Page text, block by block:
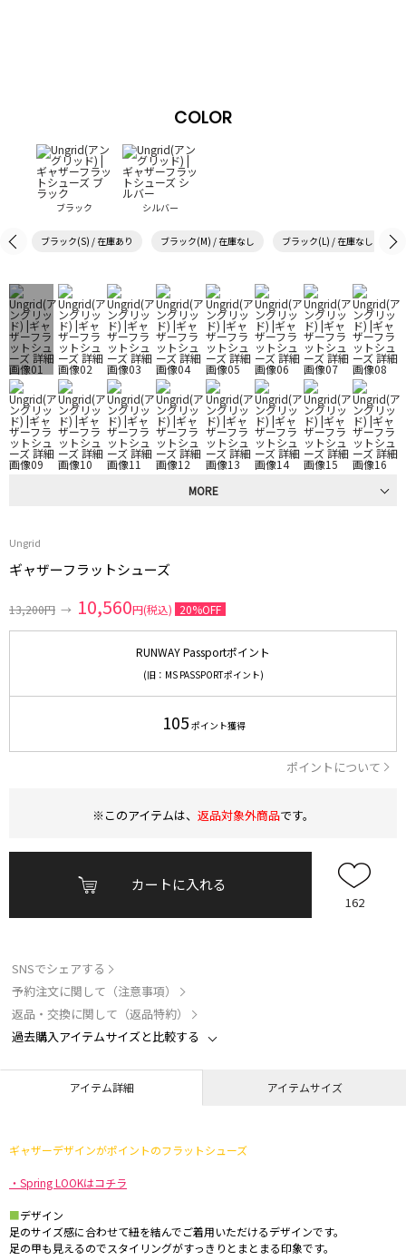
COLOR
ブラック シルバー
ブラック(S) / 在庫あり ブラック(M) / 在庫なし ブラック(L) / 在庫なし
MORE
Ungrid
ギャザーフラットシューズ
13,200円 → 10,560円(税込) 20%OFF
RUNWAY Passportポイント
(旧：MS PASSPORTポイント)
105 ポイント獲得
ポイントについて
※このアイテムは、 返品対象外商品です。
カートに入れる
162
SNSでシェアする
予約注文に関して（注意事項）
返品・交換に関して（返品特約）
過去購入アイテムサイズと比較する
アイテム詳細 アイテムサイズ
ギャザーデザインがポイントのフラットシューズ
・Spring LOOKはコチラ
■デザイン
足のサイズ感に合わせて紐を結んでご着用いただけるデザインです。
足の甲も見えるのでスタイリングがすっきりとまとまる印象です。